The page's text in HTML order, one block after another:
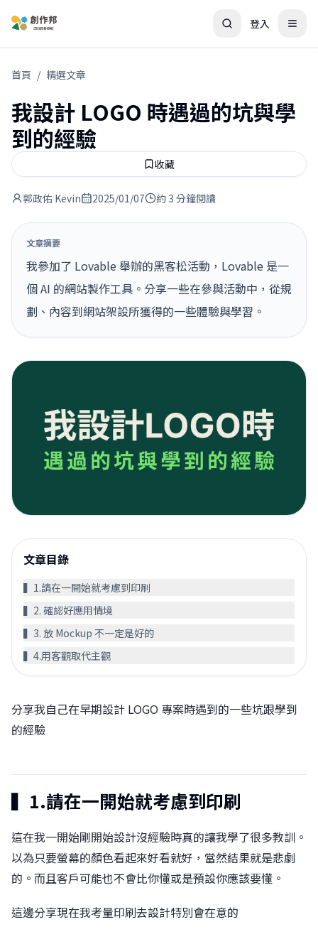
登入
首頁 / 精選文章
我設計 LOGO 時遇過的坑與學
到的經驗
收藏
郭政佑 Kevin 2025/01/07 約 3 分鐘閱讀
文章摘要
我參加了 Lovable 舉辦的黑客松活動，Lovable 是一
個 AI 的網站製作工具。󠀠分享一些在參與活動中，從規
劃、內容到網站架設所獲得的一些體驗與學習󠀠󠀠󠀠。
文章目錄
▍1.請在一開始就考慮到印刷󠀠
▍2. 確認好應用情境
▍3. 放 Mockup 不一定是好的
▍4.用客觀取代主觀󠀠
分享我自己在早期設計 LOGO 專案時遇到的一些坑跟學到
的經驗
▍1.請在一開始就考慮到印刷󠀠
這在我一開始剛開始設計沒經驗時真的讓我學了很多教訓。󠀠
以為只要螢幕的顏色看起來好看就好，當然結果就是悲劇
的。󠀠而且客戶可能也不會比你懂或是預設你應該要懂。󠀠󠀠
這邊分享現在我考量印刷去設計特別會在意的